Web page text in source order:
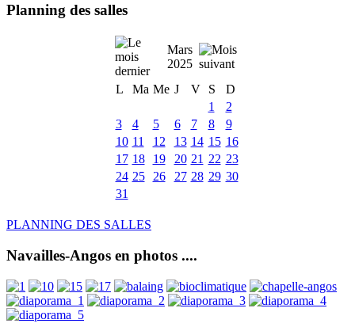
Planning des salles
Mars
2025
L
Ma Me J V S
D
1
2
3
4 5 6 7 8
9
10 11 12 13 14 15 16
17 18 19 20 21 22 23
24 25 26 27 28 29 30
31
PLANNING DES SALLES
Navailles-Angos en photos ....